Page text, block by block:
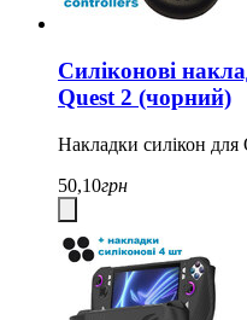
Силіконові
Quest 2 (чорний)
Накладки силікон для
50,10грн